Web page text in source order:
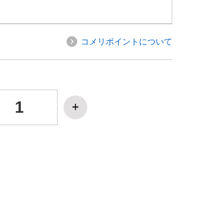
コメリポイントについて